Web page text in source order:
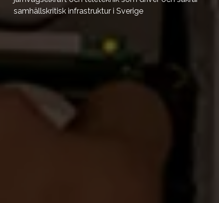
samhällskritisk infrastruktur i Sverige